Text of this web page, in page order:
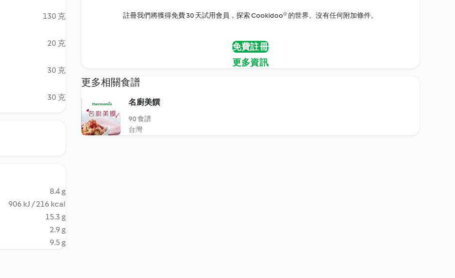
130 克
20 克
30 克
30 克
8.4 g
906 kJ / 216 kcal
15.3 g
2.9 g
9.5 g
註冊我們將獲得免費 30 天試用會員，探索 Cookidoo® 的世界。沒有任何附加條件。
免費註冊
更多資訊
更多相關食譜
名廚美饌
90 食譜
台灣